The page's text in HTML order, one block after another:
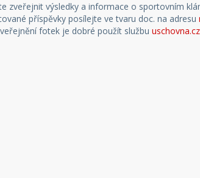
zveřejnit výsledky a informace o sportovním
příspěvky posílejte ve tvaru doc. na adresu
fotek je dobré použít službu uschovna.cz